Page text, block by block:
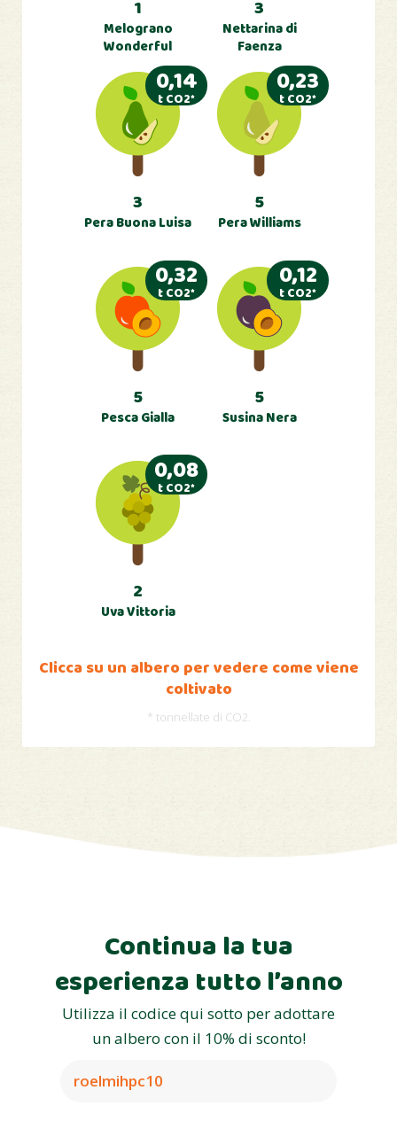
1
Melograno
Wonderful
3
Nettarina di
Faenza
0,14
t CO2*
3
Pera Buona Luisa
0,23
t CO2*
5
Pera Williams
0,32
t CO2*
5
Pesca Gialla
0,12
t CO2*
5
Susina Nera
0,08
t CO2*
2
Uva Vittoria
Clicca su un albero per vedere come viene
coltivato
* tonnellate di CO2.
Continua la tua
esperienza tutto l’anno
Utilizza il codice qui sotto per adottare
un albero con il 10% di sconto!
roelmihpc10